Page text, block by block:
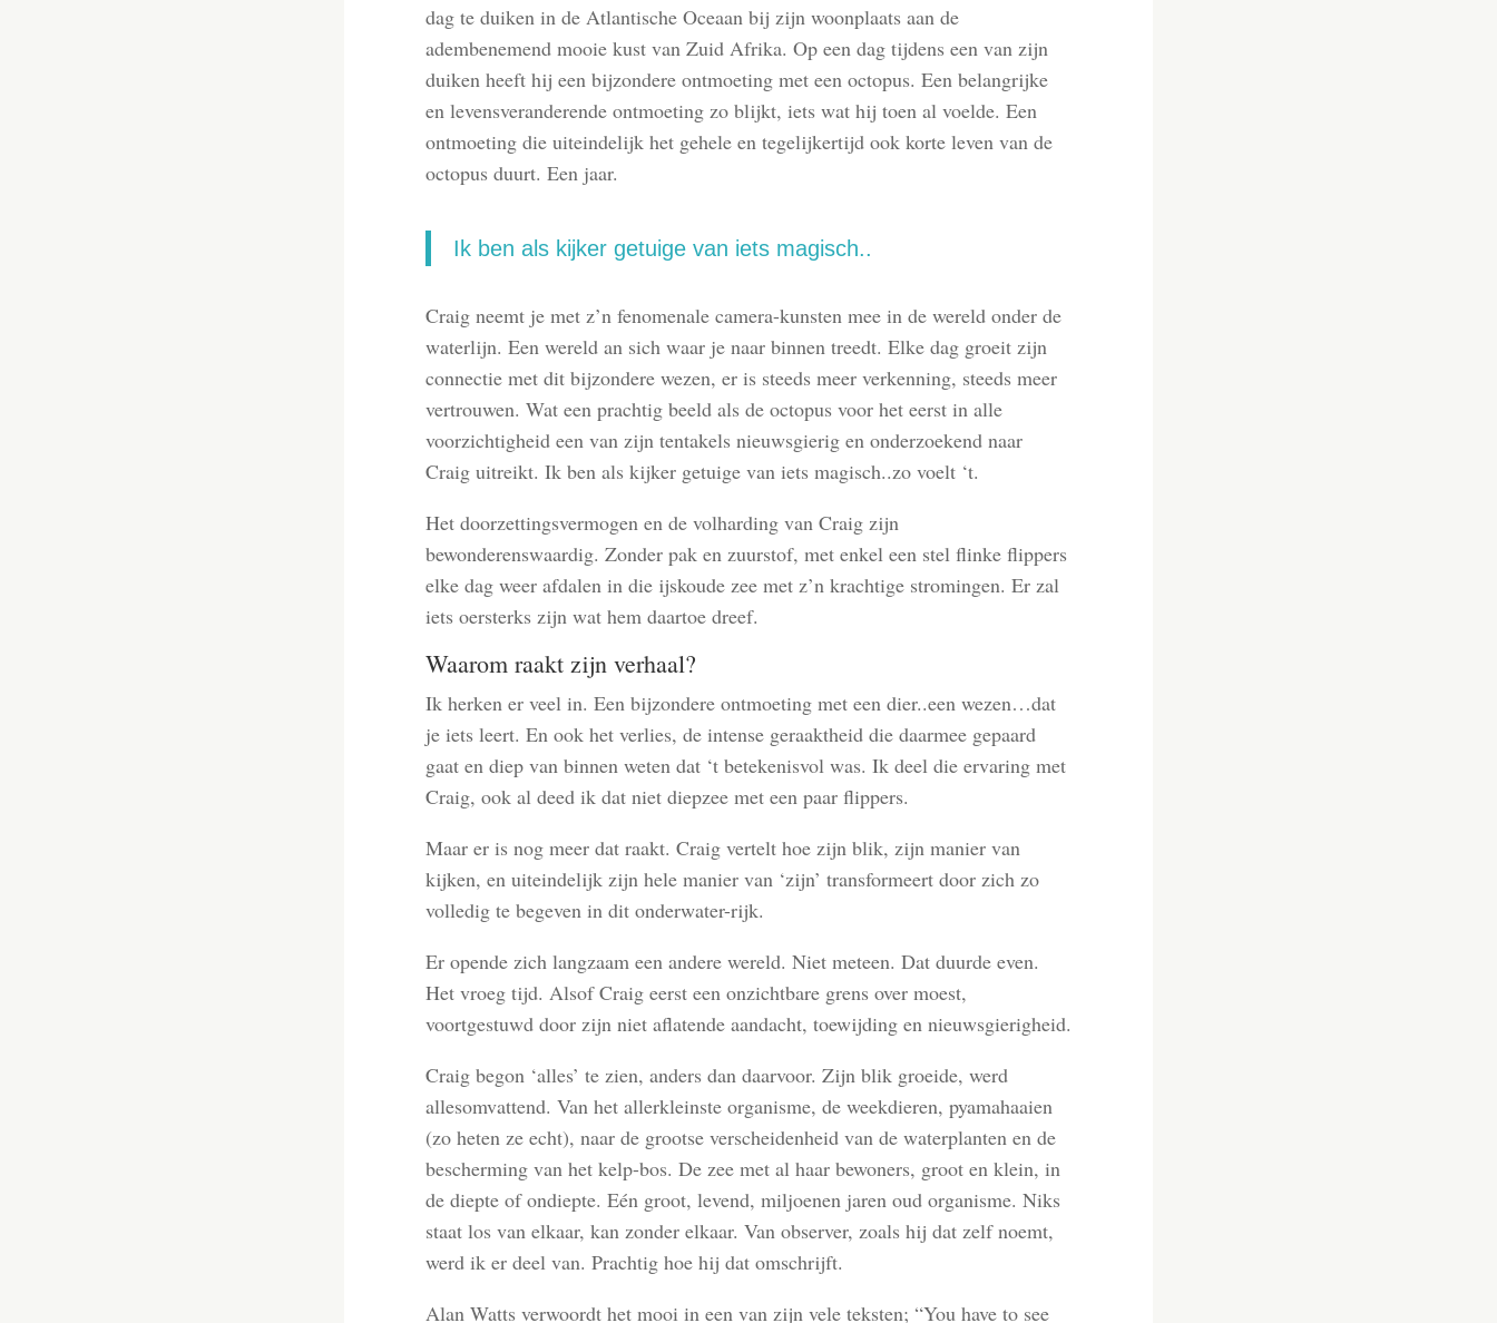
dag te duiken in de Atlantische Oceaan bij zijn woonplaats aan de
adembenemend mooie kust van Zuid Afrika. Op een dag tijdens een van zijn
duiken heeft hij een bijzondere ontmoeting met een octopus. Een belangrijke
en levensveranderende ontmoeting zo blijkt, iets wat hij toen al voelde. Een
ontmoeting die uiteindelijk het gehele en tegelijkertijd ook korte leven van de
octopus duurt. Een jaar.
Ik ben als kijker getuige van iets magisch..
Craig neemt je met z’n fenomenale camera-kunsten mee in de wereld onder de
waterlijn. Een wereld an sich waar je naar binnen treedt. Elke dag groeit zijn
connectie met dit bijzondere wezen, er is steeds meer verkenning, steeds meer
vertrouwen. Wat een prachtig beeld als de octopus voor het eerst in alle
voorzichtigheid een van zijn tentakels nieuwsgierig en onderzoekend naar
Craig uitreikt. Ik ben als kijker getuige van iets magisch..zo voelt ‘t.
Het doorzettingsvermogen en de volharding van Craig zijn
bewonderenswaardig. Zonder pak en zuurstof, met enkel een stel flinke flippers
elke dag weer afdalen in die ijskoude zee met z’n krachtige stromingen. Er zal
iets oersterks zijn wat hem daartoe dreef.
Waarom raakt zijn verhaal?
Ik herken er veel in. Een bijzondere ontmoeting met een dier..een wezen…dat
je iets leert. En ook het verlies, de intense geraaktheid die daarmee gepaard
gaat en diep van binnen weten dat ‘t betekenisvol was. Ik deel die ervaring met
Craig, ook al deed ik dat niet diepzee met een paar flippers.
Maar er is nog meer dat raakt. Craig vertelt hoe zijn blik, zijn manier van
kijken, en uiteindelijk zijn hele manier van ‘zijn’ transformeert door zich zo
volledig te begeven in dit onderwater-rijk.
Er opende zich langzaam een andere wereld. Niet meteen. Dat duurde even.
Het vroeg tijd. Alsof Craig eerst een onzichtbare grens over moest,
voortgestuwd door zijn niet aflatende aandacht, toewijding en nieuwsgierigheid.
Craig begon ‘alles’ te zien, anders dan daarvoor. Zijn blik groeide, werd
allesomvattend. Van het allerkleinste organisme, de weekdieren, pyamahaaien
(zo heten ze echt), naar de grootse verscheidenheid van de waterplanten en de
bescherming van het kelp-bos. De zee met al haar bewoners, groot en klein, in
de diepte of ondiepte. Eén groot, levend, miljoenen jaren oud organisme. Niks
staat los van elkaar, kan zonder elkaar. Van observer, zoals hij dat zelf noemt,
werd ik er deel van. Prachtig hoe hij dat omschrijft.
Alan Watts verwoordt het mooi in een van zijn vele teksten; “You have to see